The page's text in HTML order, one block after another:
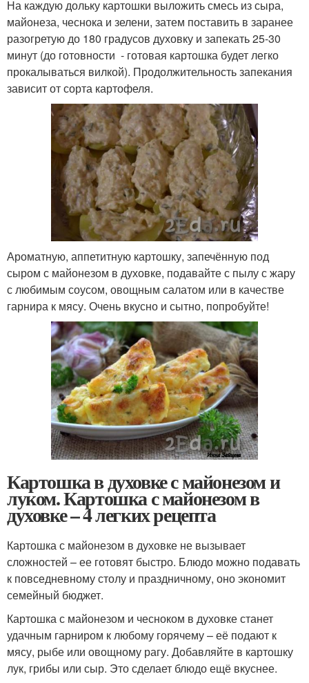
На каждую дольку картошки выложить смесь из сыра,
майонеза, чеснока и зелени, затем поставить в заранее
разогретую до 180 градусов духовку и запекать 25-30
минут (до готовности - готовая картошка будет легко
прокалываться вилкой). Продолжительность запекания
зависит от сорта картофеля.
Ароматную, аппетитную картошку, запечённую под
сыром с майонезом в духовке, подавайте с пылу с жару
с любимым соусом, овощным салатом или в качестве
гарнира к мясу. Очень вкусно и сытно, попробуйте!
Картошка в духовке с майонезом и
луком. Картошка с майонезом в
духовке – 4 легких рецепта
Картошка с майонезом в духовке не вызывает
сложностей – ее готовят быстро. Блюдо можно подавать
к повседневному столу и праздничному, оно экономит
семейный бюджет.
Картошка с майонезом и чесноком в духовке станет
удачным гарниром к любому горячему – её подают к
мясу, рыбе или овощному рагу. Добавляйте в картошку
лук, грибы или сыр. Это сделает блюдо ещё вкуснее.